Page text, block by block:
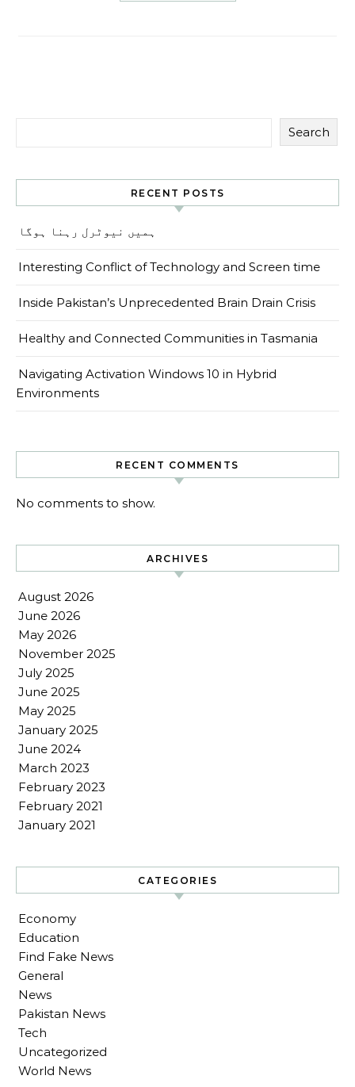
Search
RECENT POSTS
ہمیں نیوٹرل رہنا ہوگا
Interesting Conflict of Technology and Screen time
Inside Pakistan’s Unprecedented Brain Drain Crisis
Healthy and Connected Communities in Tasmania
Navigating Activation Windows 10 in Hybrid
Environments
RECENT COMMENTS
No comments to show.
ARCHIVES
August 2026
June 2026
May 2026
November 2025
July 2025
June 2025
May 2025
January 2025
June 2024
March 2023
February 2023
February 2021
January 2021
CATEGORIES
Economy
Education
Find Fake News
General
News
Pakistan News
Tech
Uncategorized
World News